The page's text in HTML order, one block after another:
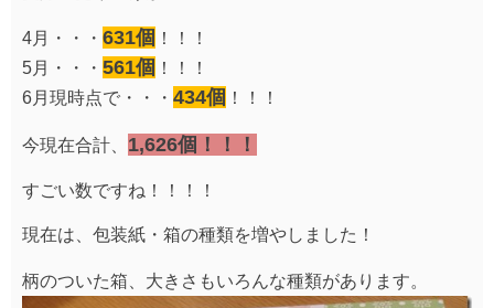
4月・・・ 631個 ！！！
5月・・・ 561個 ！！！
6月現時点で・・・ 434個 ！！！
今現在合計、 1,626個 ！！！
すごい数ですね！！！！
現在は、包装紙・箱の種類を増やしました！
柄のついた箱、大きさもいろんな種類があります。